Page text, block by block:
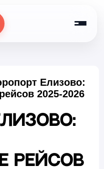
Елизово:
2025-2026
рейсов